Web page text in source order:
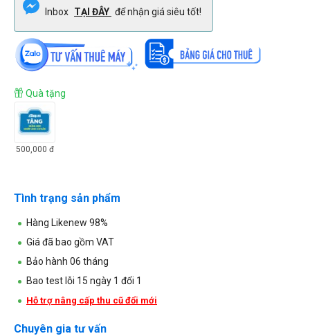
Inbox TẠI ĐÂY để nhận giá siêu tốt!
Quà tặng
500,000 đ
Tình trạng sản phẩm
Hàng Likenew 98%
Giá đã bao gồm VAT
Bảo hành 06 tháng
Bao test lỗi 15 ngày 1 đổi 1
Hỗ trợ nâng cấp thu cũ đổi mới
Chuyên gia tư vấn